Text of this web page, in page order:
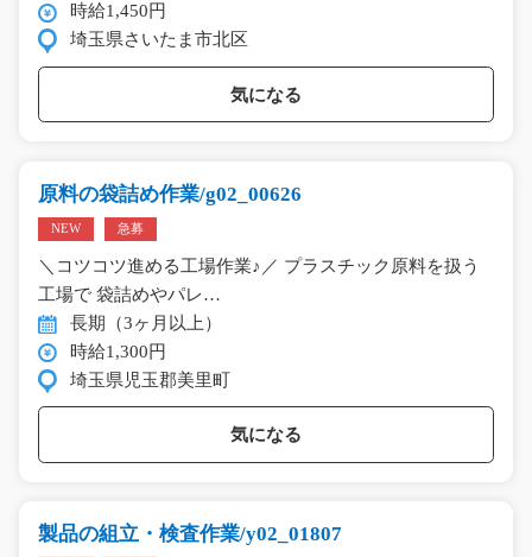
時給1,450円
埼玉県さいたま市北区
気になる
原料の袋詰め作業/g02_00626
NEW 急募
＼コツコツ進める工場作業♪／ プラスチック原料を扱う
工場で 袋詰めやパレ…
長期（3ヶ月以上）
時給1,300円
埼玉県児玉郡美里町
気になる
製品の組立・検査作業/y02_01807